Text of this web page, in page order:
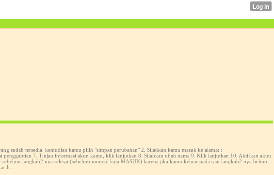
sudah tersedia. kemudian kamu pilih "simpan perubahan" 2. Silahkan kamu masuk ke alamat :
7. Tinjau informasi akun kamu, klik lanjutkan 8. Silahkan ubah nama 9. Klik lanjutkan 10. Aktifkan akun
langkah2 nya selesai (sebelum muncul kata MASUK) karena jika kamu keluar pada saat langkah2 nya belum